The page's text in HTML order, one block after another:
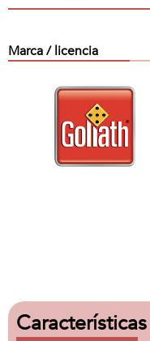
Marca / licencia
Características